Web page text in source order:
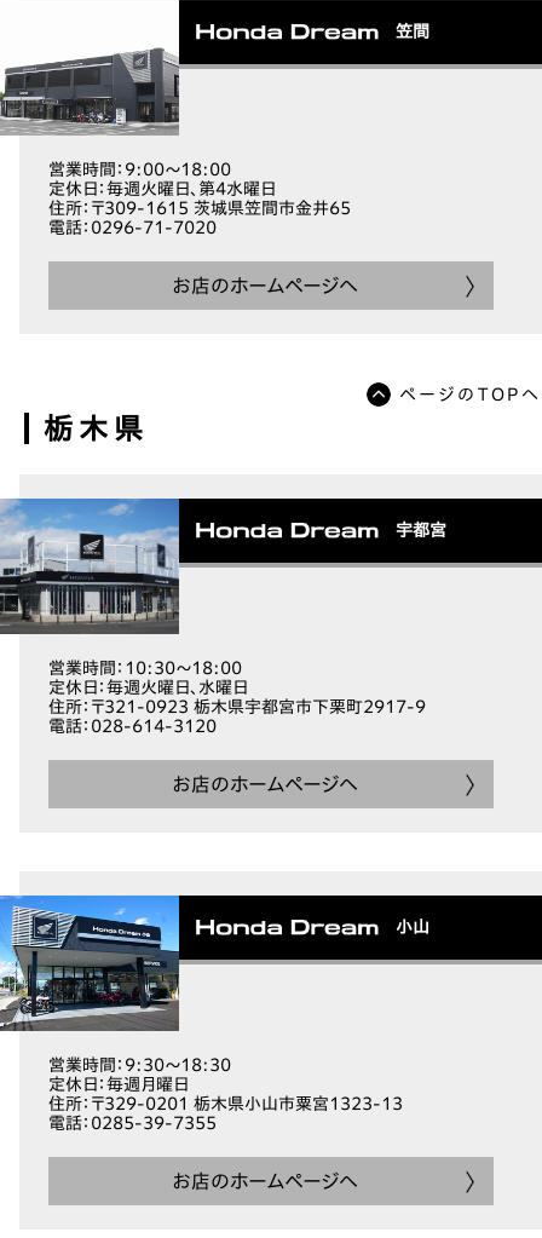
笠間
営業時間 ：9:00～18:00
定休日 ：毎週火曜日、第4水曜日
住所：〒309-1615 茨城県笠間市金井65
電話：0296-71-7020
お店のホームページへ
ページのTOPへ
栃木県
宇都宮
営業時間 ：10:30～18:00
定休日 ：毎週火曜日、水曜日
住所：〒321-0923 栃木県宇都宮市下栗町2917-9
電話：028-614-3120
お店のホームページへ
小山
営業時間 ：9:30～18:30
定休日 ：毎週月曜日
住所：〒329-0201 栃木県小山市粟宮1323-13
電話：0285-39-7355
お店のホームページへ